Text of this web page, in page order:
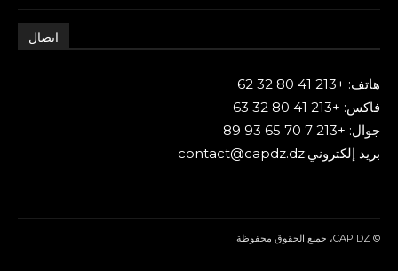
اتصال
هاتف: +213 41 80 32 62
فاكس: +213 41 80 32 63
جوال: +213 7 70 65 93 89
بريد إلكتروني:contact@capdz.dz
© CAP DZ، جميع الحقوق محفوظة